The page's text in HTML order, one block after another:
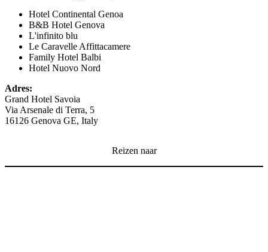
Hotel Continental Genoa
B&B Hotel Genova
L'infinito blu
Le Caravelle Affittacamere
Family Hotel Balbi
Hotel Nuovo Nord
Adres:
Grand Hotel Savoia
Via Arsenale di Terra, 5
16126 Genova GE, Italy
Reizen naar